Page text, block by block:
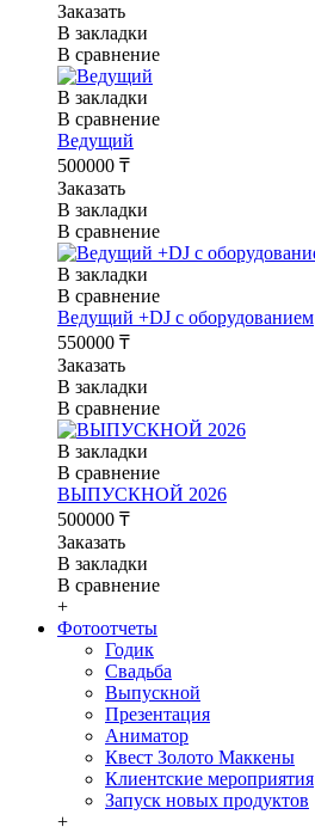
Заказать
В закладки
В сравнение
В закладки
В сравнение
Ведущий
500000 ₸
Заказать
В закладки
В сравнение
В закладки
В сравнение
Ведущий +DJ с оборудованием
550000 ₸
Заказать
В закладки
В сравнение
В закладки
В сравнение
ВЫПУСКНОЙ 2026
500000 ₸
Заказать
В закладки
В сравнение
+
Фотоотчеты
Годик
Свадьба
Выпускной
Презентация
Аниматор
Квест Золото Маккены
Клиентские мероприятия
Запуск новых продуктов
+